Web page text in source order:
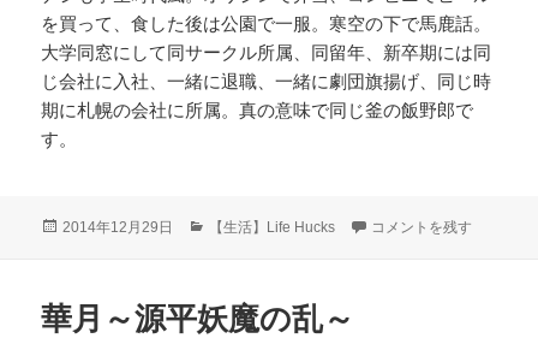
を買って、食した後は公園で一服。寒空の下で馬鹿話。
大学同窓にして同サークル所属、同留年、新卒期には同
じ会社に入社、一緒に退職、一緒に劇団旗揚げ、同じ時
期に札幌の会社に所属。真の意味で同じ釜の飯野郎で
す。
投
2014年12月29日
カ
ー
【生活】Life Hucks 腐れ縁 に
コメントを残す
華月～源平妖魔の乱～